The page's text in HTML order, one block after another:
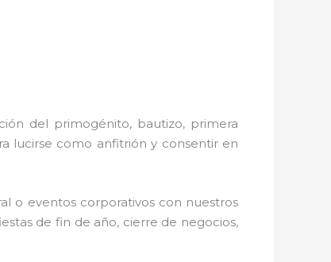
del primogénito, bautizo, primera
lucirse como anfitrión y consentir en
o eventos corporativos con nuestros
de fin de año, cierre de negocios,